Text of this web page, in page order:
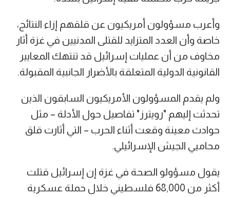
وأعرب مسؤولون أمريكيون عن قلقهم إزاء النتائج،
خاصة وأن العدد المتزايد للقتلى المدنيين في غزة أثار
مخاوف من أن عمليات إسرائيل قد تنتهك المعايير
القانونية الدولية المتعلقة بالأضرار الجانبية المقبولة.
ولم يقدم المسؤولون الأمريكيون السابقون الذين
تحدثت إليهم "رويترز" تفاصيل حول الأدلة – مثل
حوادث معينة وقعت أثناء الحرب – التي أثارت قلق
محاميي الجيش الإسرائيلي.
يقول مسؤولو الصحة في غزة إن إسرائيل قتلت
أكثر من 68,000 فلسطيني خلال حملة عسكرية